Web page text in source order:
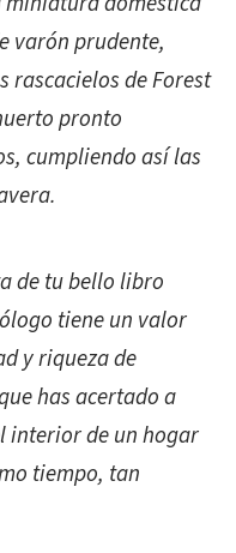
varón prudente,
rascacielos de Forest
pronto
cumpliendo así las
de tu bello libro
tiene un valor
y riqueza de
has acertado a
interior de un hogar
tiempo, tan